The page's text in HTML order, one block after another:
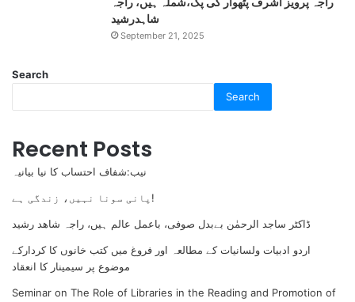
شاہدرشید
September 21, 2025
Search
Search
Recent Posts
نیب:شفاف احتساب کا نیا بیانیہ
پانی سونا نہیں، زندگی ہے!
ڈاکٹر ساجد الرحمٰن بےبدل صوفی، باعمل عالم ہیں، راجہ شاھد رشید
اردو ادبیات ولسانیات کے مطالعہ اور فروغ میں کتب خانوں کا کردارکے
موضوع پر سیمینار کا انعقاد
Seminar on The Role of Libraries in the Reading and Promotion of